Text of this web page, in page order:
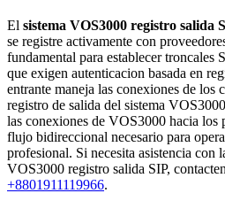
El sistema VOS3000 registro salida
se registre activamente con
fundamental para establecer troncales
que exigen autenticacion basada en
entrante maneja las conexiones de los
registro de salida del sistema
las conexiones de VOS3000 hacia los
flujo bidireccional necesario para
profesional. Si necesita asistencia con
VOS3000 registro salida SIP,
+8801911119966.